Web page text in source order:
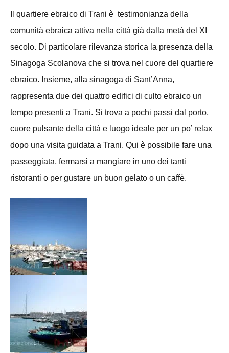
Il quartiere ebraico di Trani è testimonianza della
comunità ebraica attiva nella città già dalla metà del XI
secolo. Di particolare rilevanza storica la presenza della
Sinagoga Scolanova che si trova nel cuore del quartiere
ebraico. Insieme, alla sinagoga di Sant’Anna,
rappresenta due dei quattro edifici di culto ebraico un
tempo presenti a Trani. Si trova a pochi passi dal porto,
cuore pulsante della città e luogo ideale per un po’ relax
dopo una visita guidata a Trani. Qui è possibile fare una
passeggiata, fermarsi a mangiare in uno dei tanti
ristoranti o per gustare un buon gelato o un caffè.